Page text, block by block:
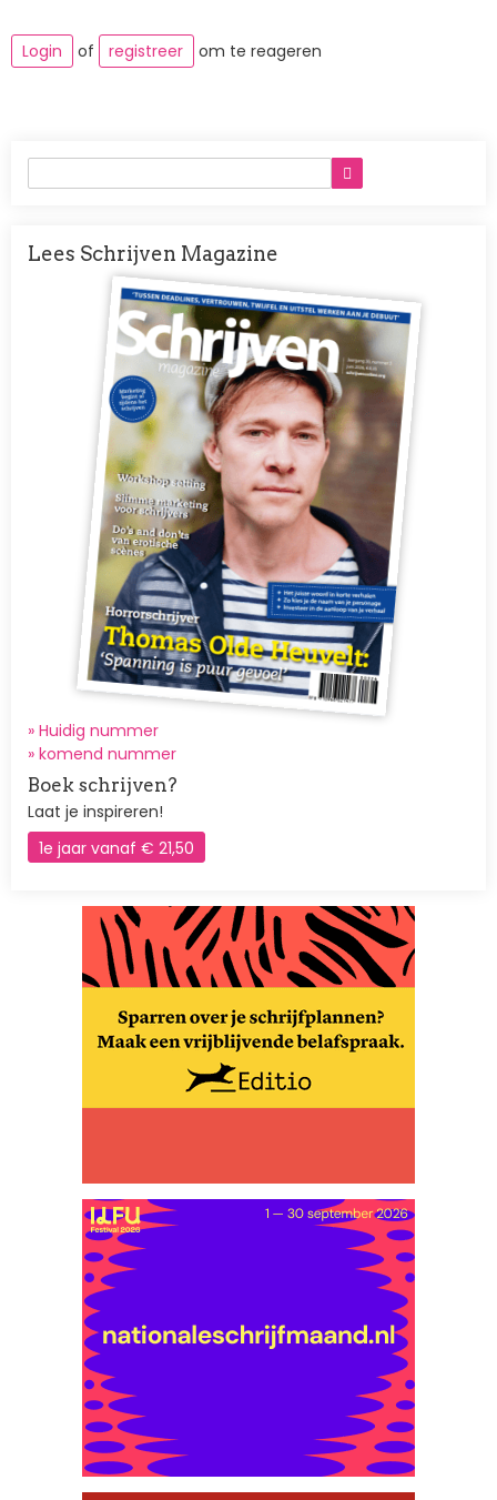
Login of registreer om te reageren
Lees Schrijven Magazine
Afbeelding
» Huidig nummer
» komend nummer
Boek schrijven?
Laat je inspireren!
1e jaar vanaf € 21,50